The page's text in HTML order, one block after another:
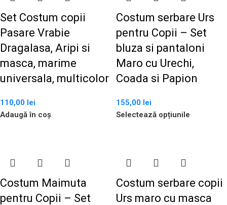
Set Costum copii
Pasare Vrabie
Dragalasa, Aripi si
masca, marime
universala, multicolor
110,00 lei
Adaugă în coș
Costum serbare Urs
pentru Copii – Set
bluza si pantaloni
Maro cu Urechi,
Coada si Papion
155,00 lei
Selectează opțiunile
Costum Maimuta
pentru Copii – Set
Costum serbare copii
Urs maro cu masca